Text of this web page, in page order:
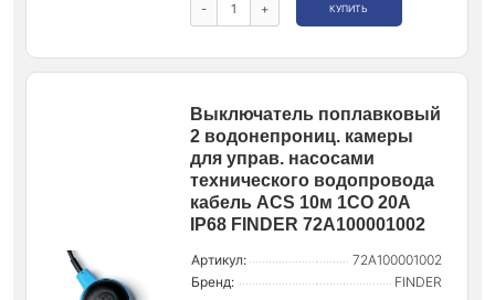
- + КУПИТЬ
Выключатель поплавковый
2 водонепрониц. камеры
для управ. насосами
технического водопровода
кабель ACS 10м 1CO 20А
IP68 FINDER 72A100001002
Артикул:
72A100001002
Бренд:
FINDER